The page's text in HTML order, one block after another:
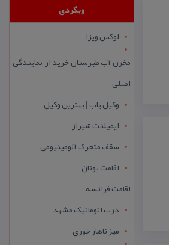
وبگردی
لوکس ویزا
مخزن آب طبرستان خرید از نمایندگی
اصلی
وکیل یاب | بهترین وکیل
ایمپلنت شیراز
سقف متحرک آلومینیومی
اقامت یونان
اقامت فرانسه
درب اتوماتیک مشهد
میز ناهار خوری